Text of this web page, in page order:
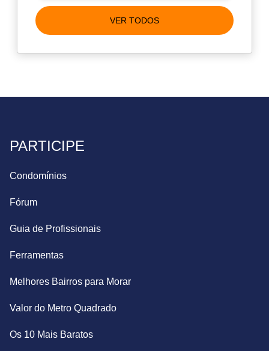
VER TODOS
PARTICIPE
Condomínios
Fórum
Guia de Profissionais
Ferramentas
Melhores Bairros para Morar
Valor do Metro Quadrado
Os 10 Mais Baratos